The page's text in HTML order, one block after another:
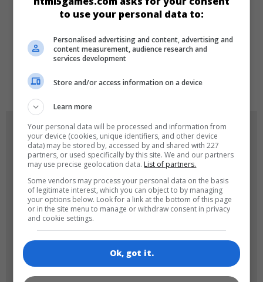
DILLER
de tr en
OYUN RESIMLERI
180x180 120x120
to use your personal data to:
Personalised advertising and content, advertising and
content measurement, audience research and
services development
Store and/or access information on a device
Learn more
Your personal data will be processed and information from
your device (cookies, unique identifiers, and other device
data) may be stored by, accessed by and shared with 227
partners, or used specifically by this site. We and our partners
may use precise geolocation data. List of partners.
Some vendors may process your personal data on the basis
of legitimate interest, which you can object to by managing
your options below. Look for a link at the bottom of this page
or in the site menu to manage or withdraw consent in privacy
and cookie settings.
Ok, got it.